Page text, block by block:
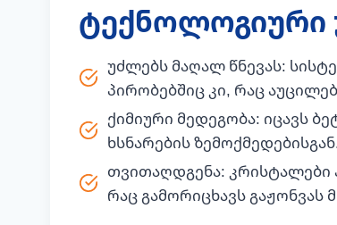
ტექნოლოგიური
უძლებს მაღალ წნევას:
პირობებშიც კი, რაც
ქიმიური მედეგობა: იცავს
ხსნარების
თვითაღდგენა: კრისტალები
რაც გამორიცხავს გაჟონვას